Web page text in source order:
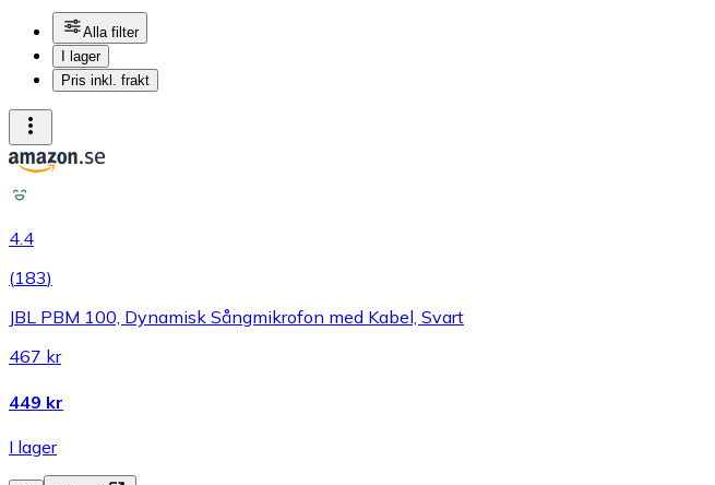
Alla filter
I lager
Pris inkl. frakt
4.4
(183)
JBL PBM 100, Dynamisk Sångmikrofon med Kabel, Svart
467 kr
449 kr
I lager